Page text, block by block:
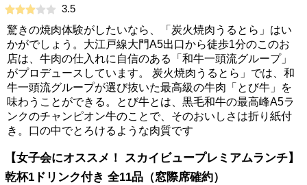
3.5
驚きの焼肉体験がしたいなら、「炭火焼肉うるとら」はい
かがでしょう。大江戸線大門A5出口から徒歩1分のこのお
店は、牛肉の仕入れに自信のある「和牛一頭流グループ」
がプロデュースしています。 炭火焼肉うるとら」では、和
牛一頭流グループが選び抜いた最高級の牛肉「とび牛」を
味わうことができる。とび牛とは、黒毛和牛の最高峰A5ラ
ンクのチャンピオン牛のことで、そのおいしさは折り紙付
き。口の中でとろけるような肉質です
【女子会にオススメ！ スカイビュープレミアムランチ】
乾杯1ドリンク付き 全11品（窓際席確約）